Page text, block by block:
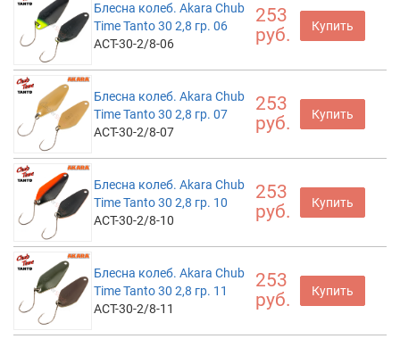
Блесна колеб. Akara Chub
Time Tanto 30 2,8 гр. 06
ACT-30-2/8-06
253
руб.
Купить
Блесна колеб. Akara Chub
Time Tanto 30 2,8 гр. 07
ACT-30-2/8-07
253
руб.
Купить
Блесна колеб. Akara Chub
Time Tanto 30 2,8 гр. 10
ACT-30-2/8-10
253
руб.
Купить
Блесна колеб. Akara Chub
Time Tanto 30 2,8 гр. 11
ACT-30-2/8-11
253
руб.
Купить